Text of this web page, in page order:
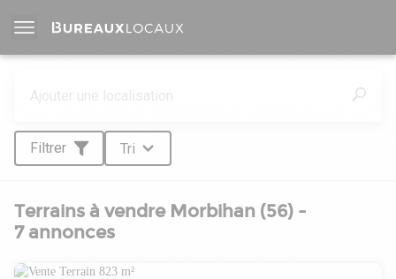
Filtrer Tri
Terrains à vendre Morbihan (56) -
7 annonces